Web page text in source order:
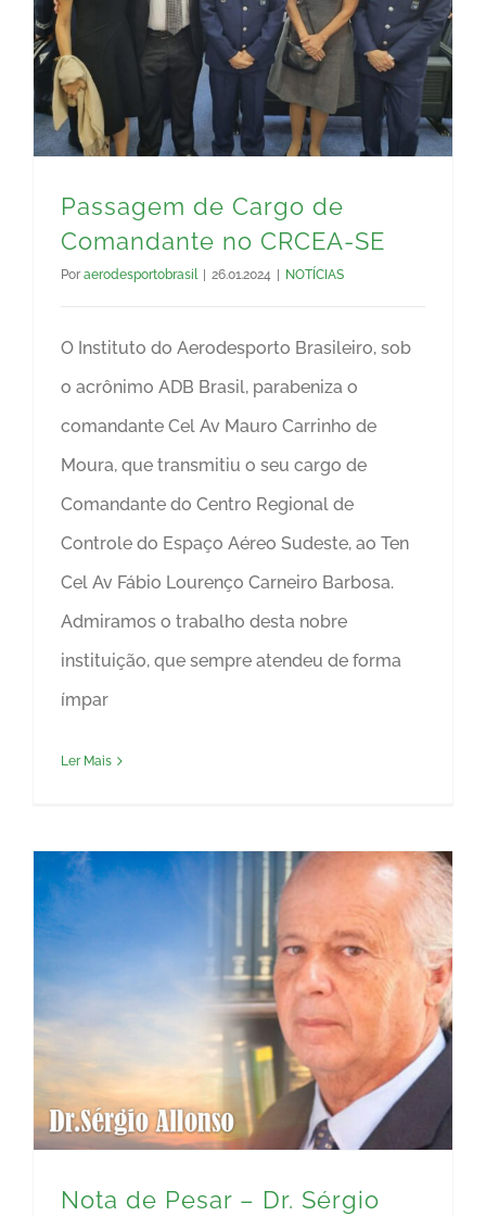
Passagem de Cargo de
Comandante no CRCEA-SE
Por aerodesportobrasil | 26.01.2024 | NOTÍCIAS
O Instituto do Aerodesporto Brasileiro, sob
o acrônimo ADB Brasil, parabeniza o
comandante Cel Av Mauro Carrinho de
Moura, que transmitiu o seu cargo de
Comandante do Centro Regional de
Controle do Espaço Aéreo Sudeste, ao Ten
Cel Av Fábio Lourenço Carneiro Barbosa.
Admiramos o trabalho desta nobre
instituição, que sempre atendeu de forma
ímpar
Ler Mais
Nota de Pesar – Dr. Sérgio